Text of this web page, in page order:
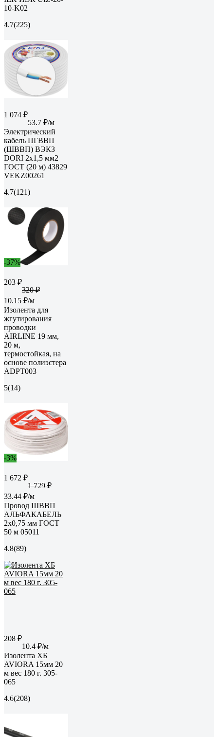
10-K02
4.7(225)
1 074 ₽
53.7 ₽/м
Электрический
кабель ПГВВП
(ШВВП) ВЭКЗ
DORI 2x1,5 мм2
ГОСТ (20 м) 43829
VEKZ00261
4.7(121)
-37%
203 ₽
320 ₽
10.15 ₽/м
Изолента для
жгутирования
проводки
AIRLINE 19 мм,
20 м,
термостойкая, на
основе полиэстера
ADPT003
5(14)
-3%
1 672 ₽
1 729 ₽
33.44 ₽/м
Провод ШВВП
АЛЬФАКАБЕЛЬ
2х0,75 мм ГОСТ
50 м 05011
4.8(89)
208 ₽
10.4 ₽/м
Изолента ХБ
AVIORA 15мм 20
м вес 180 г. 305-
065
4.6(208)